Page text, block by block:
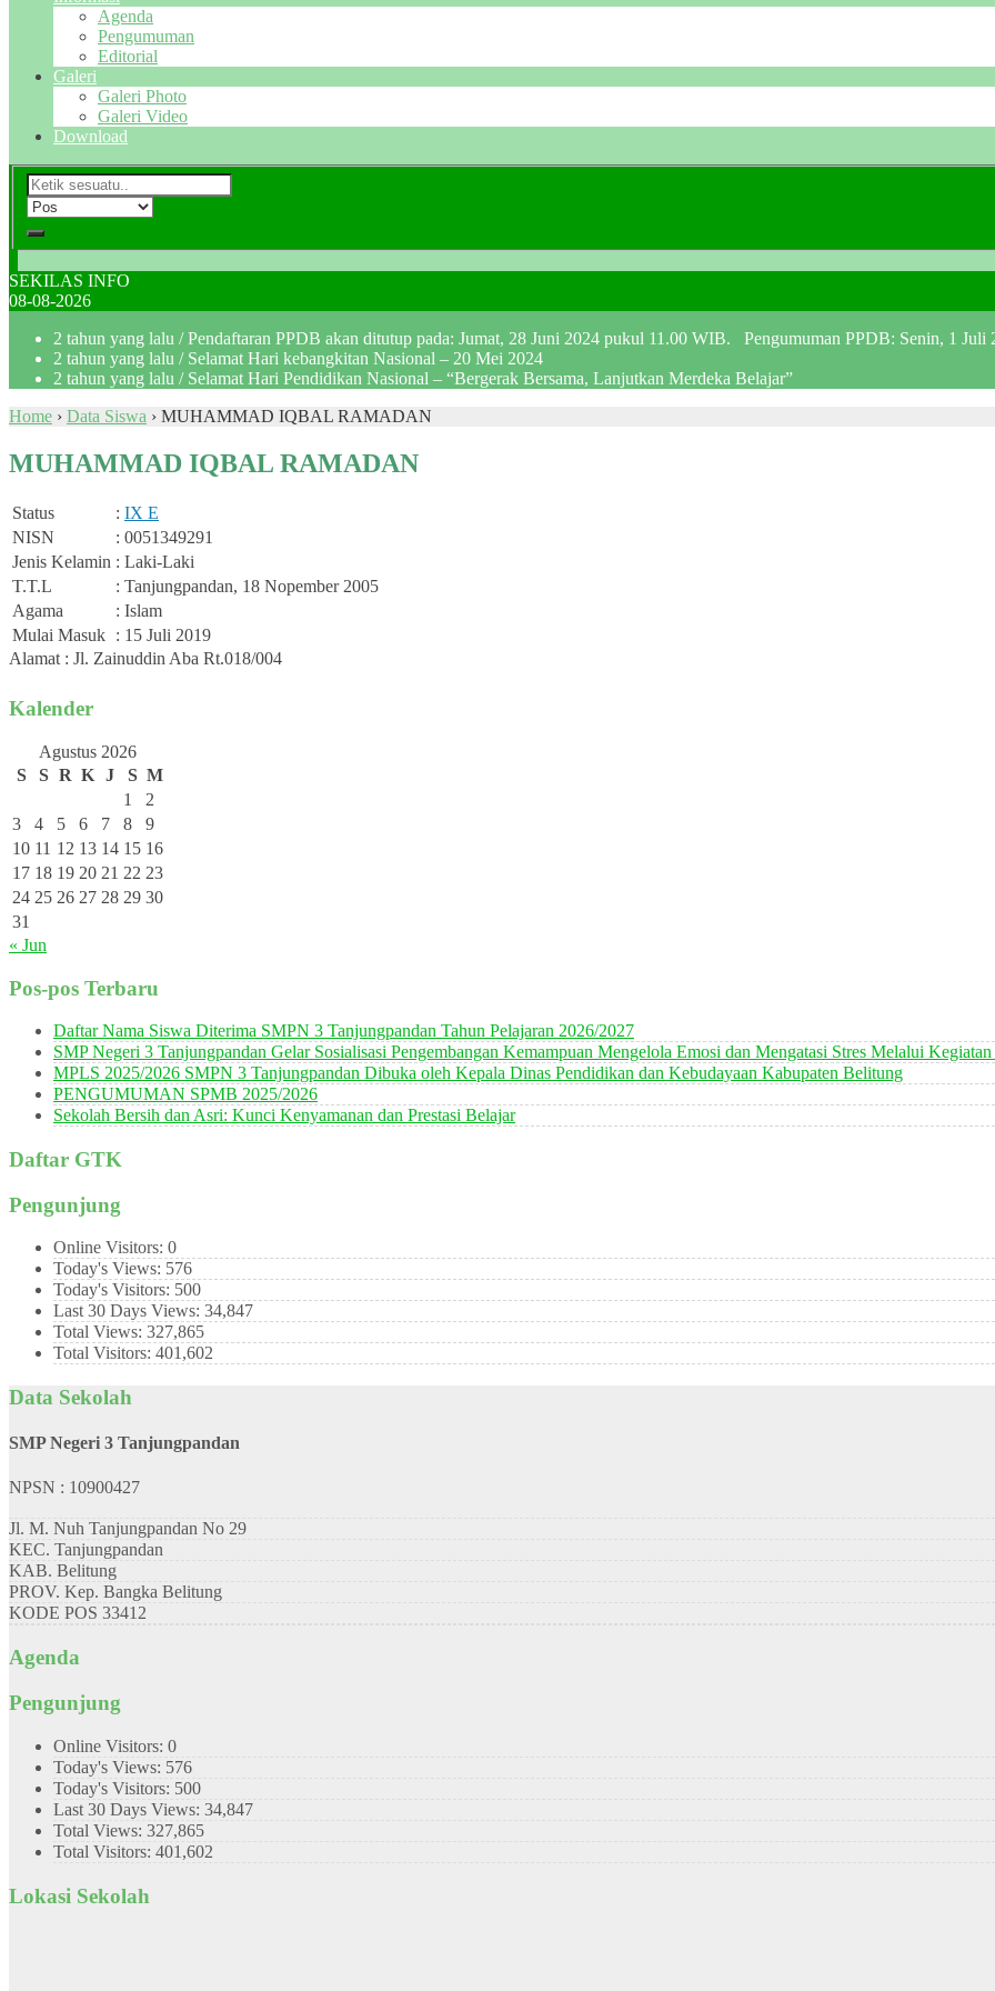
Agenda
Pengumuman
Editorial
Galeri
Galeri Photo
Galeri Video
Download
SEKILAS INFO
08-08-2026
2 tahun yang lalu / Pendaftaran PPDB akan ditutup pada: Jumat, 28 Juni 2024 pukul 11.00 WIB. Pengumuman PPDB: Senin, 1 Juli
2 tahun yang lalu / Selamat Hari kebangkitan Nasional – 20 Mei 2024
2 tahun yang lalu / Selamat Hari Pendidikan Nasional – “Bergerak Bersama, Lanjutkan Merdeka Belajar”
Home › Data Siswa › MUHAMMAD IQBAL RAMADAN
MUHAMMAD IQBAL RAMADAN
Status : IX E
NISN
: 0051349291
Jenis Kelamin : Laki-Laki
T.T.L
: Tanjungpandan, 18 Nopember 2005
Agama
: Islam
Mulai Masuk : 15 Juli 2019
Alamat : Jl. Zainuddin Aba Rt.018/004
Kalender
Agustus 2026
S
S R K J S M
1
2
3
4 5 6 7 8
9
10 11 12 13 14 15 16
17 18 19 20 21 22 23
24 25 26 27 28 29 30
31
« Jun
Pos-pos Terbaru
Daftar Nama Siswa Diterima SMPN 3 Tanjungpandan Tahun Pelajaran 2026/2027
SMP Negeri 3 Tanjungpandan Gelar Sosialisasi Pengembangan Kemampuan Mengelola Emosi dan Mengatasi Stres Melalui
MPLS 2025/2026 SMPN 3 Tanjungpandan Dibuka oleh Kepala Dinas Pendidikan dan Kebudayaan Kabupaten Belitung
PENGUMUMAN SPMB 2025/2026
Sekolah Bersih dan Asri: Kunci Kenyamanan dan Prestasi Belajar
Daftar GTK
Pengunjung
Online Visitors: 0
Today's Views: 576
Today's Visitors: 500
Last 30 Days Views: 34,847
Total Views: 327,865
Total Visitors: 401,602
Data Sekolah
SMP Negeri 3 Tanjungpandan
NPSN : 10900427
Jl. M. Nuh Tanjungpandan No 29
KEC. Tanjungpandan
KAB. Belitung
PROV. Kep. Bangka Belitung
KODE POS 33412
Agenda
Pengunjung
Online Visitors: 0
Today's Views: 576
Today's Visitors: 500
Last 30 Days Views: 34,847
Total Views: 327,865
Total Visitors: 401,602
Lokasi Sekolah